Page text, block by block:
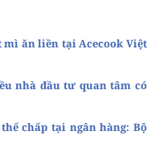
ăn liền tại Acecook Việt
nhà đầu tư quan tâm có
chấp tại ngân hàng: Bộ